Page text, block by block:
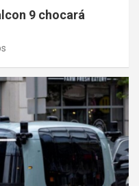
9 chocará